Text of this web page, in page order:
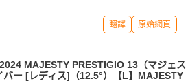
翻譯 原始網頁
MAJESTY PRESTIGIO 13（マジェス
バー [レディス]（12.5°）【L】MAJESTY